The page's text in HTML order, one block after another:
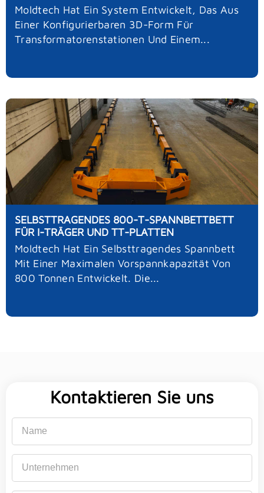
Moldtech Hat Ein System Entwickelt, Das Aus
Einer Konfigurierbaren 3D-Form Für
Transformatorenstationen Und Einem...
SELBSTTRAGENDES 800-T-SPANNBETTBETT
FÜR I-TRÄGER UND TT-PLATTEN
Moldtech Hat Ein Selbsttragendes Spannbett
Mit Einer Maximalen Vorspannkapazität Von
800 Tonnen Entwickelt. Die...
Kontaktieren Sie uns